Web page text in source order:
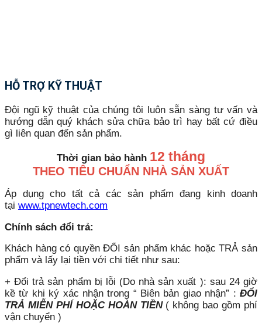
HỖ TRỢ KỸ THUẬT
Đội ngũ kỹ thuật của chúng tôi luôn sẵn sàng tư vấn và
hướng dẫn quý khách sửa chữa bảo trì hay bất cứ điều
gì liên quan đến sản phẩm.
Thời gian bảo hành 12 tháng
THEO TIÊU CHUẨN NHÀ SẢN XUẤT
Áp dụng cho tất cả các sản phẩm đang kinh doanh
tại www.tpnewtech.com
Chính sách đổi trả:
Khách hàng có quyền ĐỔI sản phẩm khác hoặc TRẢ sản
phẩm và lấy lại tiền với chi tiết như sau:
+ Đổi trả sản phẩm bị lỗi (Do nhà sản xuất ): sau 24 giờ
kề từ khi ký xác nhận trong “ Biên bản giao nhận” : ĐỔI
TRẢ MIỄN PHÍ HOẶC HOÀN TIỀN( không bao gồm phí
vận chuyển )